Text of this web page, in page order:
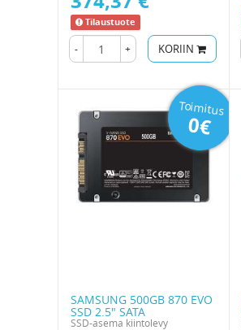
Tilaustuote
- + KORIIN
Toimitus
0€
SAMSUNG 500GB 870 EVO
SSD 2.5" SATA
SSD-asema kiintolevy